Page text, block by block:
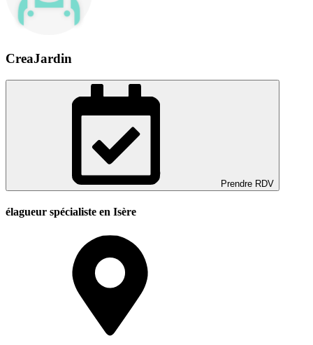
CreaJardin
Prendre RDV
élagueur spécialiste en Isère